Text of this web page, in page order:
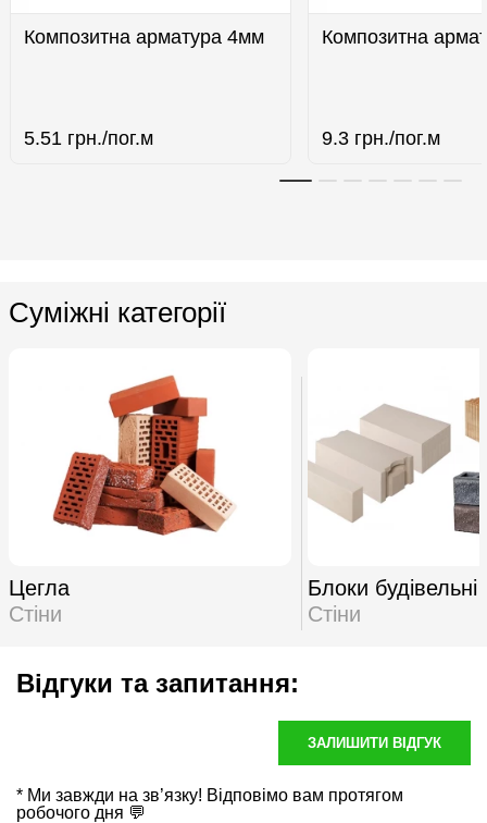
Композитна арматура 4мм
5.51 грн./пог.м
Композитна
9.3 грн./пог.м
Суміжні категорії
Цегла
Стіни
Блоки будівельні
Стіни
Відгуки та запитання:
ЗАЛИШИТИ ВІДГУК
* Ми завжди на зв’язку! Відповімо вам протягом
робочого дня 💬